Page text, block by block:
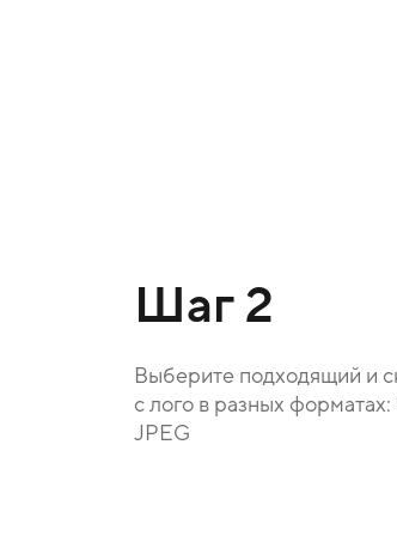
Шаг 2
Выберите подходящий и
с лого в разных форматах:
JPEG